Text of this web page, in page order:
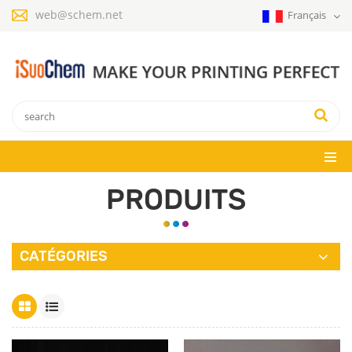
web@schem.net Français
PRODUITS
CATÉGORIES